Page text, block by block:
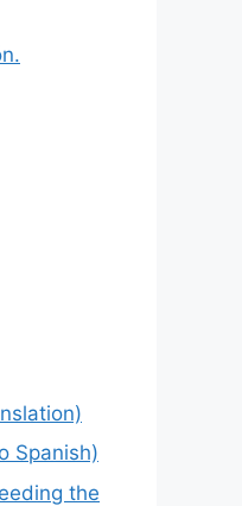
Spanish)
the